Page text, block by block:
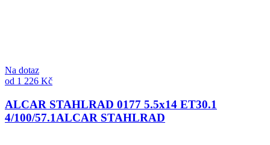
Na dotaz
od 1 226 Kč
ALCAR STAHLRAD 0177 5.5x14 ET30.1
4/100/57.1ALCAR STAHLRAD